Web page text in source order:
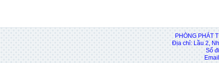
PHÒNG PHÁT
Địa chỉ: Lầu 2,
Số